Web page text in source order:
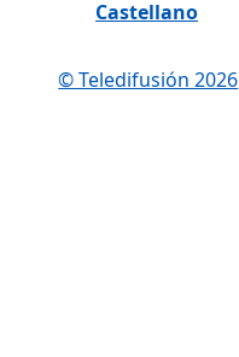
Castellano
© Teledifusión 2026